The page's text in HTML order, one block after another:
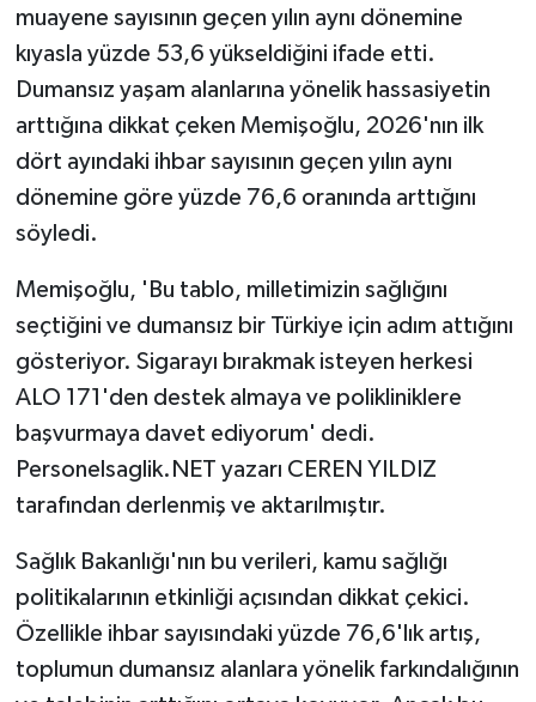
muayene sayısının geçen yılın aynı dönemine
kıyasla yüzde 53,6 yükseldiğini ifade etti.
Dumansız yaşam alanlarına yönelik hassasiyetin
arttığına dikkat çeken Memişoğlu, 2026'nın ilk
dört ayındaki ihbar sayısının geçen yılın aynı
dönemine göre yüzde 76,6 oranında arttığını
söyledi.
Memişoğlu, 'Bu tablo, milletimizin sağlığını
seçtiğini ve dumansız bir Türkiye için adım attığını
gösteriyor. Sigarayı bırakmak isteyen herkesi
ALO 171'den destek almaya ve polikliniklere
başvurmaya davet ediyorum' dedi.
Personelsaglik.NET yazarı CEREN YILDIZ
tarafından derlenmiş ve aktarılmıştır.
Sağlık Bakanlığı'nın bu verileri, kamu sağlığı
politikalarının etkinliği açısından dikkat çekici.
Özellikle ihbar sayısındaki yüzde 76,6'lık artış,
toplumun dumansız alanlara yönelik farkındalığının